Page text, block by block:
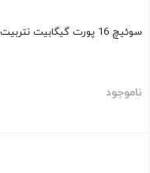
سوئیچ 16 پورت گیگابیت نتربیت Neterbit مدل NGS-1016D
ناموجود